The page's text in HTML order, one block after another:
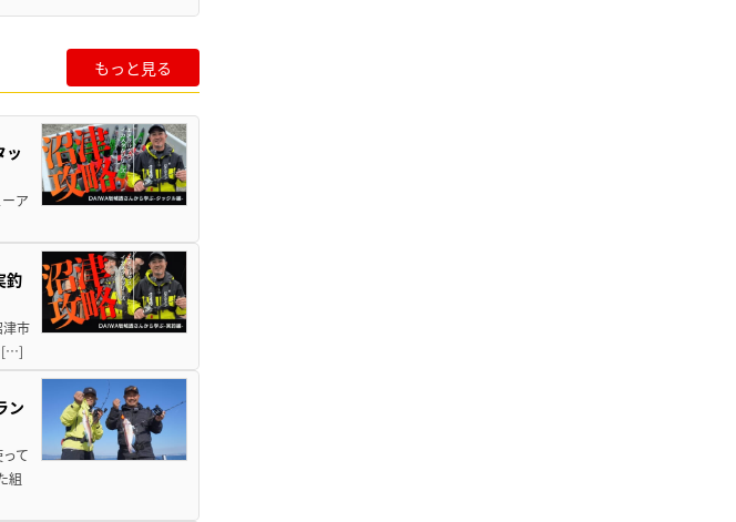
もっと見る
ッ
ア
釣
津市
[…]
ン
て
組